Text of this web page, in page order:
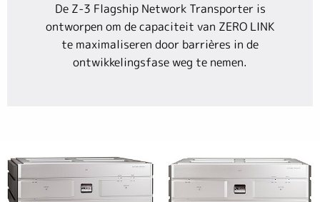
De Z-3 Flagship Network Transporter is
ontworpen om de capaciteit van ZERO LINK
te maximaliseren door barrières in de
ontwikkelingsfase weg te nemen.